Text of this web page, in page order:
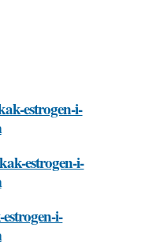
estrogen-i-
estrogen-i-
i-